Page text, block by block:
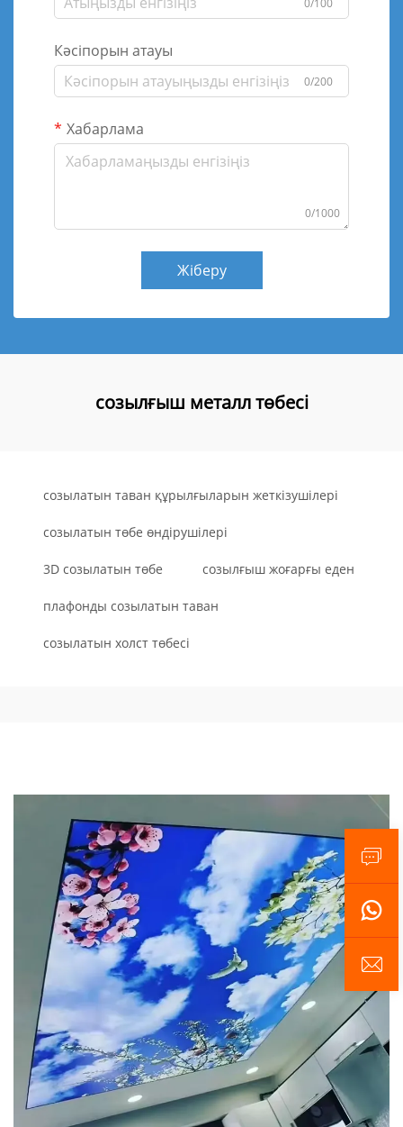
Кәсіпорын атауы
0/200
Хабарлама
0/1000
Жіберу
созылғыш металл төбесі
созылатын таван құрылғыларын жеткізушілері
созылатын төбе өндірушілері
3D созылатын төбе созылғыш жоғарғы еден
плафонды созылатын таван
созылатын холст төбесі